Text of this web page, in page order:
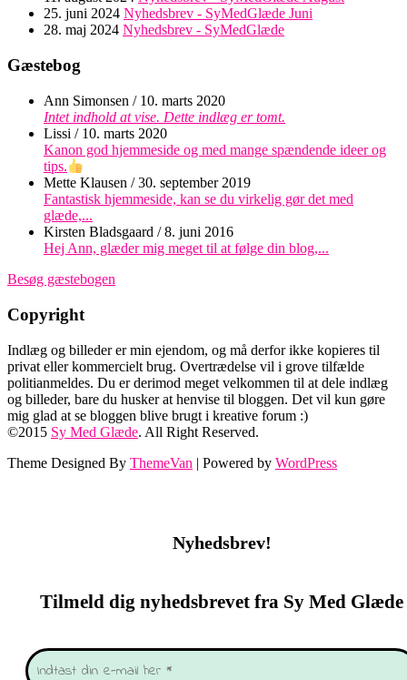
25. juni 2024 Nyhedsbrev - SyMedGlæde Juni
28. maj 2024 Nyhedsbrev - SyMedGlæde
Gæstebog
Ann Simonsen / 10. marts 2020
Intet indhold at vise. Dette indlæg er tomt.
Lissi / 10. marts 2020
Kanon god hjemmeside og med mange spændende ideer og
tips.
Mette Klausen /30. september 2019
Fantastisk hjemmeside, kan se du virkelig gør det med
glæde,...
Kirsten Bladsgaard /8. juni 2016
Hej Ann, glæder mig meget til at følge din blog,...
Besøg gæstebogen
Copyright
Indlæg og billeder er min ejendom, og må derfor ikke kopieres til
privat eller kommercielt brug. Overtrædelse vil i grove tilfælde
politianmeldes. Du er derimod meget velkommen til at dele indlæg
og billeder, bare du husker at henvise til bloggen. Det vil kun gøre
mig glad at se bloggen blive brugt i kreative forum :)
©2015 Sy Med Glæde. All Right Reserved.
Theme Designed By ThemeVan | Powered by WordPress
Nyhedsbrev!
Tilmeld dig nyhedsbrevet fra Sy Med Glæde